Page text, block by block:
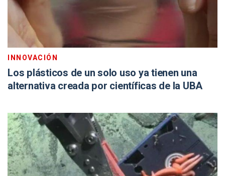
INNOVACIÓN
Los plásticos de un solo uso ya tienen una
alternativa creada por científicas de la UBA